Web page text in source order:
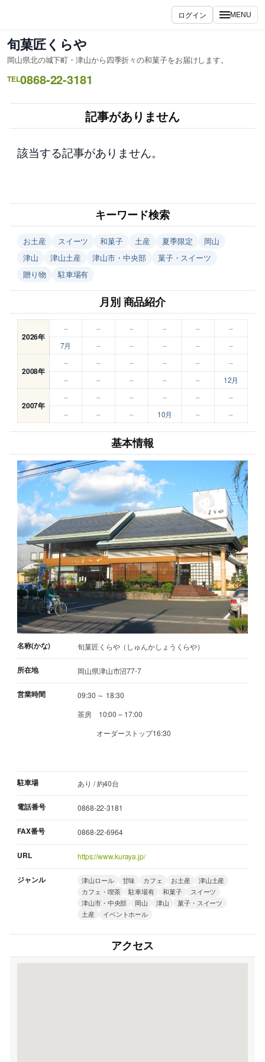
を
ス
キ
ッ
ログイン MENU
旬菓匠くらや
岡山県北の城下町・津山から四季折々の和菓子をお届けします。
TEL0868-22-3181
記事がありません
該当する記事がありません。
キーワード検索
お土産 スイーツ 和菓子 土産 夏季限定
岡山
津山
津山土産 津山市・中央部
菓子・スイーツ
贈り物
駐車場有
月別 商品紹介
2026年
– – – – –
–
7月
– – – – –
2008年
– – – – –
–
–
– – – – 12月
2007年
– – – – –
–
–
– – 10月 – –
基本情報
名称(かな) 旬菓匠くらや（しゅんかしょうくらや）
所在地 岡山県津山市沼77-7
営業時間
09:30 ～ 18:30
茶房 10:00 – 17:00
オーダーストップ16:30
駐車場 あり / 約40台
電話番号 0868-22-3181
FAX番号 0868-22-6964
URL https://www.kuraya.jp/
ジャンル 津山ロール 甘味 カフェ お土産
津山土産
カフェ・喫茶
駐車場有 和菓子
スイーツ
津山市・中央部
岡山 津山
菓子・スイーツ
土産
イベントホール
アクセス